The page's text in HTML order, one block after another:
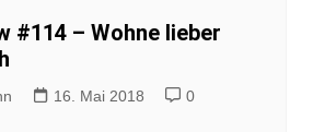
#114 – Wohne lieber
16. Mai 2018 0